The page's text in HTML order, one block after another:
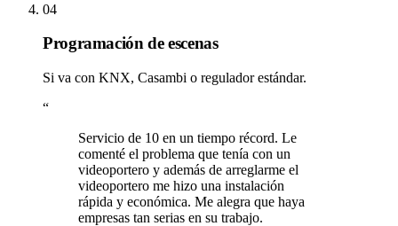
04
Programación de escenas
Si va con KNX, Casambi o regulador estándar.
“
Servicio de 10 en un tiempo récord. Le
comenté el problema que tenía con un
videoportero y además de arreglarme el
videoportero me hizo una instalación
rápida y económica. Me alegra que haya
empresas tan serias en su trabajo.